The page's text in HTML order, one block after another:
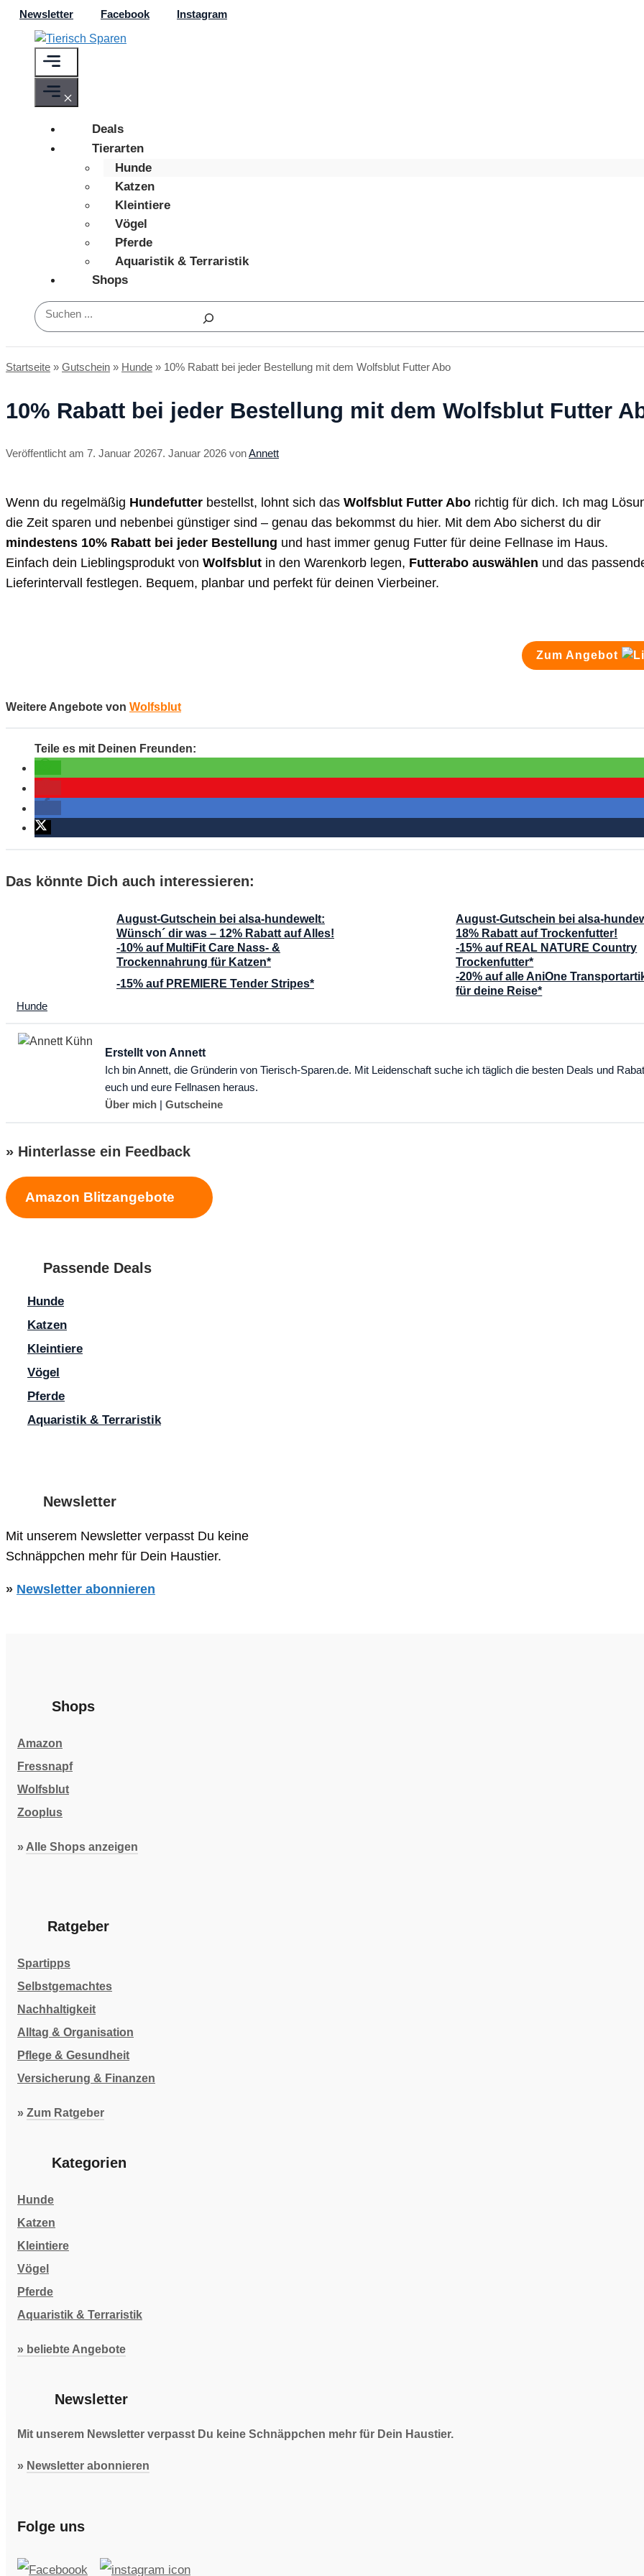
Zum
springen
Newsletter Facebook Instagram
Deals
Tierarten
Hunde
Katzen
Kleintiere
Vögel
Pferde
Aquaristik & Terraristik
Shops
Suchen
Startseite » Gutschein » Hunde » 10% Rabatt bei jeder Bestellung mit dem Wolfsblut Futter Abo
10% Rabatt bei jeder Bestellung mit dem Wolfsblut Futter
7. Januar 20267. Januar 2026 vonAnnett
Wenn du regelmäßig Hundefutter bestellst, lohnt sich das Wolfsblut Futter Abo richtig für dich. Ich mag
die Zeit sparen und nebenbei günstiger sind – genau das bekommst du hier. Mit dem Abo sicherst du dir
mindestens 10% Rabatt bei jeder Bestellung und hast immer genug Futter für deine Fellnase im Haus.
Einfach dein Lieblingsprodukt von Wolfsblut in den Warenkorb legen, Futterabo auswählen und das
Lieferintervall festlegen. Bequem, planbar und perfekt für deinen Vierbeiner.
Zum Angebot
Weitere Angebote von Wolfsblut
Das könnte Dich auch interessieren:
August-Gutschein bei alsa-hundewelt:
Wünsch´ dir was – 12% Rabatt auf Alles!
August-Gutschein bei alsa-
18% Rabatt auf Trockenfutter!
-10% auf MultiFit Care Nass- &
Trockennahrung für Katzen*
-15% auf REAL NATURE Country
Trockenfutter*
-15% auf PREMIERE Tender Stripes*
-20% auf alle AniOne
für deine Reise*
Kategorien
Hunde
Erstellt von Annett
Ich bin Annett, die Gründerin von Tierisch-Sparen.de. Mit Leidenschaft suche ich täglich die besten Deals und
euch und eure Fellnasen heraus.
Über mich |Gutscheine
» Hinterlasse ein Feedback
Schreibe einen Kommentar
Mail-
Adresse
Website
Name, E-Mail-Adresse und Website in diesem Browser für meinen nächsten Kommentar speichern.
Amazon Blitzangebote
Passende Deals
Hunde
Katzen
Kleintiere
Vögel
Pferde
Aquaristik & Terraristik
Newsletter
Mit unserem Newsletter verpasst Du keine
Schnäppchen mehr für Dein Haustier.
» Newsletter abonnieren
Shops
Amazon
Fressnapf
Wolfsblut
Zooplus
» Alle Shops anzeigen
Ratgeber
Spartipps
Selbstgemachtes
Nachhaltigkeit
Alltag & Organisation
Pflege & Gesundheit
Versicherung & Finanzen
» Zum Ratgeber
Kategorien
Hunde
Katzen
Kleintiere
Vögel
Pferde
Aquaristik & Terraristik
» beliebte Angebote
Newsletter
Mit unserem Newsletter verpasst Du keine Schnäppchen mehr für Dein Haustier.
» Newsletter abonnieren
Folge uns